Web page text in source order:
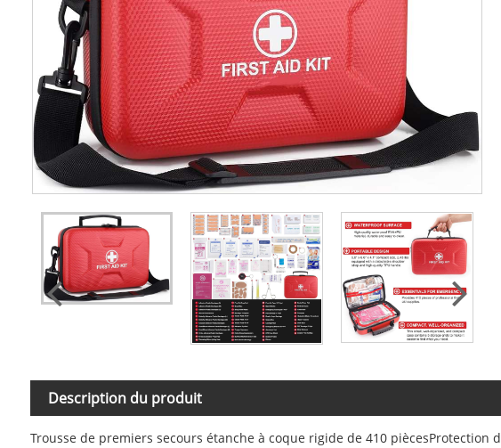
Description du produit
Trousse de premiers secours étanche à coque rigide de 410